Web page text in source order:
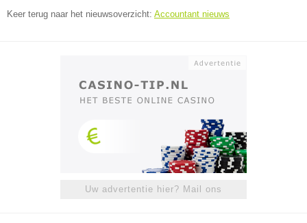
Keer terug naar het nieuwsoverzicht: Accountant nieuws
Uw advertentie hier? Mail ons